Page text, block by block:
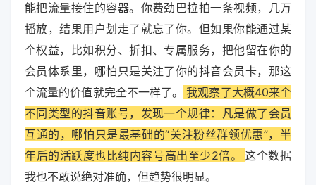
能把流量接住的容器。你费劲巴拉拍一条视频，几万
播放，结果用户划走了就忘了你。但如果你能通过某
个权益，比如积分、折扣、专属服务，把他留在你的
会员体系里，哪怕只是关注了你的抖音会员卡，那这
个流量的价值就完全不一样了。
我观察了大概40来个
不同类型的抖音账号，发现一个规律：凡是做了会员
互通的，哪怕只是最基础的“关注粉丝群领优惠”，半
年后的活跃度也比纯内容号高出至少2倍。
这个数据
我也不敢说绝对准确，但趋势很明显。